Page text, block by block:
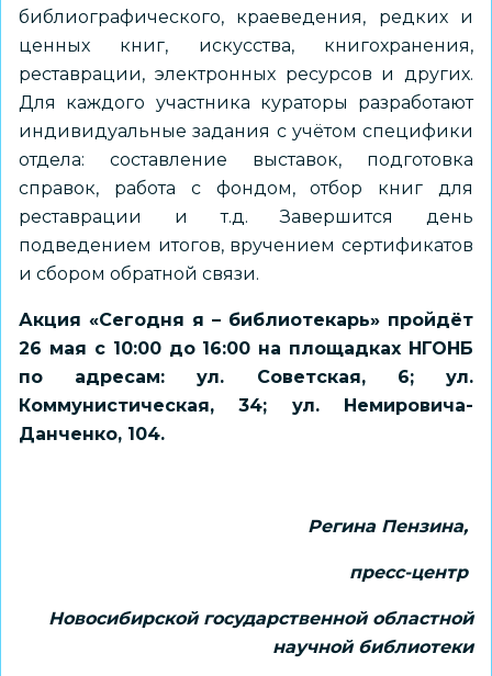
библиографического, краеведения, редких и
ценных книг, искусства, книгохранения,
реставрации, электронных ресурсов и других.
Для каждого участника кураторы разработают
индивидуальные задания с учётом специфики
отдела: составление выставок, подготовка
справок, работа с фондом, отбор книг для
реставрации и т.д. Завершится день
подведением итогов, вручением сертификатов
и сбором обратной связи.
Акция «Сегодня я – библиотекарь» пройдёт
26 мая с 10:00 до 16:00 на площадках НГОНБ
по адресам: ул. Советская, 6; ул.
Коммунистическая, 34; ул. Немировича-
Данченко, 104.
Регина Пензина,
пресс-центр
Новосибирской государственной областной
научной библиотеки